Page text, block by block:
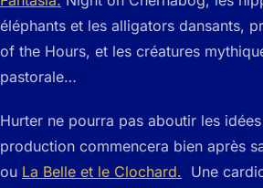
éléphants et les alligators dansants,
of the Hours, et les créatures
pastorale…
Hurter ne pourra pas aboutir les
production commencera bien après
ou La Belle et le Clochard. Une